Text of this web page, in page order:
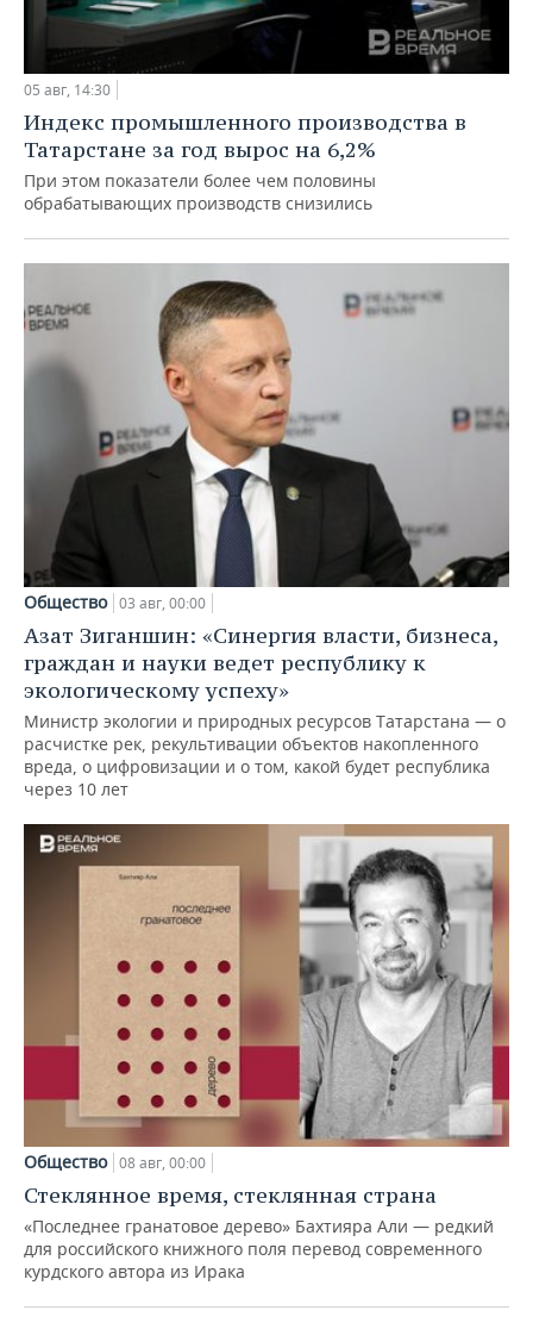
05 авг, 14:30
Индекс промышленного производства в
Татарстане за год вырос на 6,2%
При этом показатели более чем половины
обрабатывающих производств снизились
Общество 03 авг, 00:00
Азат Зиганшин: «Синергия власти, бизнеса,
граждан и науки ведет республику к
экологическому успеху»
Министр экологии и природных ресурсов Татарстана — о
расчистке рек, рекультивации объектов накопленного
вреда, о цифровизации и о том, какой будет республика
через 10 лет
Общество 08 авг, 00:00
Стеклянное время, стеклянная страна
«Последнее гранатовое дерево» Бахтияра Али — редкий
для российского книжного поля перевод современного
курдского автора из Ирака